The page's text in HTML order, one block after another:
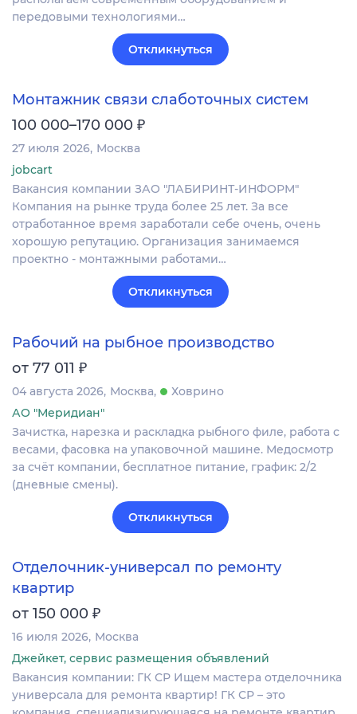
передовыми технологиями…
Откликнуться
Монтажник связи слаботочных систем
100 000–170 000 ₽
27 июля 2026 Москва
jobcart
Вакансия компании ЗАО "ЛАБИРИНТ-ИНФОРМ"
Компания на рынке труда более 25 лет. За все
отработанное время заработали себе очень, очень
хорошую репутацию. Организация занимаемся
проектно - монтажными работами…
Откликнуться
Рабочий на рыбное производство
от 77 011 ₽
04 августа 2026 Москва
Ховрино
АО "Меридиан"
Зачистка, нарезка и раскладка рыбного филе, работа с
весами, фасовка на упаковочной машине. Медосмотр
за счёт компании, бесплатное питание, график: 2/2
(дневные смены).
Откликнуться
Отделочник-универсал по ремонту
квартир
от 150 000 ₽
16 июля 2026 Москва
Джейкет, сервис размещения объявлений
Вакансия компании: ГК СР Ищем мастера отделочника
универсала для ремонта квартир! ГК СР – это